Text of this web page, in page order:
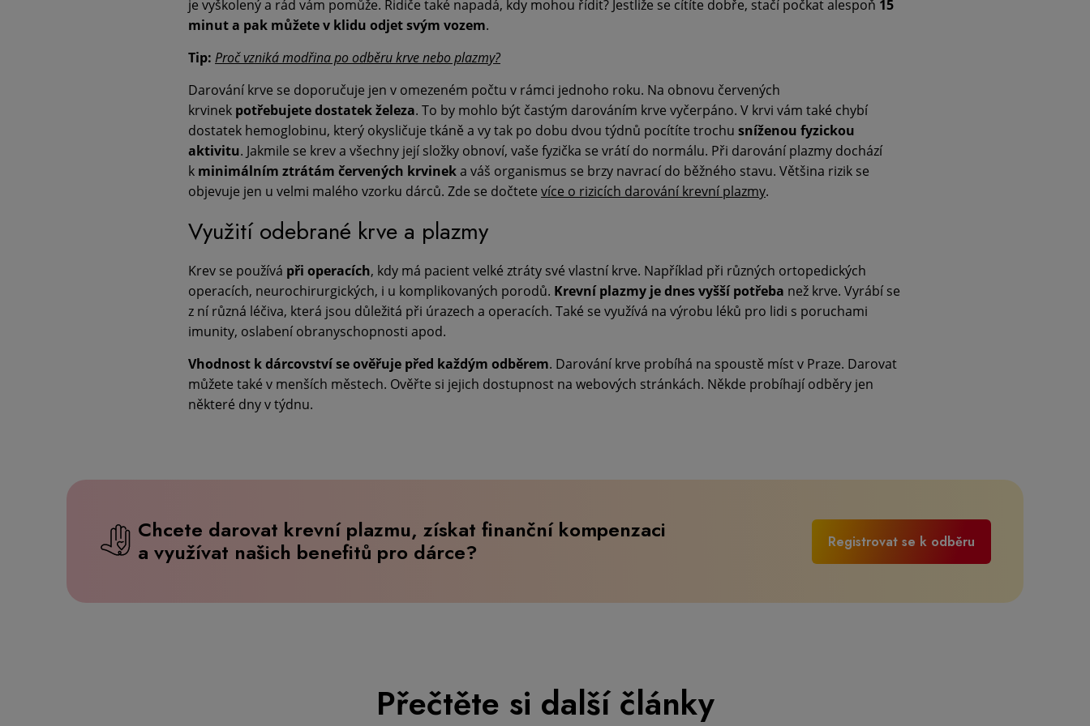
je vyškolený a rád vám pomůže. Řidiče také napadá, kdy mohou řídit? Jestliže se cítíte dobře, stačí počkat alespoň 15
minut a pak můžete v klidu odjet svým vozem.
Tip: Proč vzniká modřina po odběru krve nebo plazmy?
Darování krve se doporučuje jen v omezeném počtu v rámci jednoho roku. Na obnovu červených
krvinek potřebujete dostatek železa. To by mohlo být častým darováním krve vyčerpáno. V krvi vám také chybí
dostatek hemoglobinu, který okysličuje tkáně a vy tak po dobu dvou týdnů pocítíte trochu sníženou fyzickou
aktivitu. Jakmile se krev a všechny její složky obnoví, vaše fyzička se vrátí do normálu. Při darování plazmy dochází
k minimálním ztrátám červených krvineka váš organismus se brzy navrací do běžného stavu. Většina rizik se
objevuje jen u velmi malého vzorku dárců. Zde se dočtete více o rizicích darování krevní plazmy.
Využití odebrané krve a plazmy
Krev se používá při operacích, kdy má pacient velké ztráty své vlastní krve. Například při různých ortopedických
operacích, neurochirurgických, i u komplikovaných porodů. Krevní plazmy je dnes vyšší potřeba než krve. Vyrábí se
z ní různá léčiva, která jsou důležitá při úrazech a operacích. Také se využívá na výrobu léků pro lidi s poruchami
imunity, oslabení obranyschopnosti apod.
Vhodnost k dárcovství se ověřuje před každým odběrem. Darování krve probíhá na spoustě míst v Praze. Darovat
můžete také v menších městech. Ověřte si jejich dostupnost na webových stránkách. Někde probíhají odběry jen
některé dny v týdnu.
Chcete darovat krevní plazmu, získat finanční kompenzaci
a využívat našich benefitů pro dárce?
Registrovat se k odběru
Přečtěte si další články